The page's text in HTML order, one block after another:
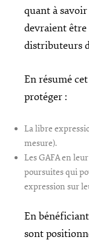
quant à
devraient être
distributeurs
En résumé
protéger :
La libre
mesure).
Les GAFA en
poursuites qui
expression sur
En
sont